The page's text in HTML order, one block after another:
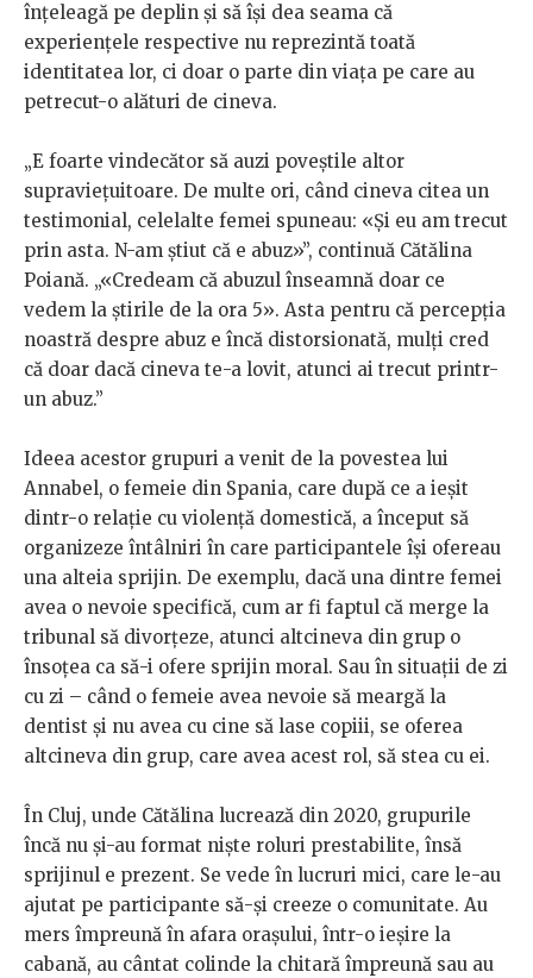
înțeleagă pe deplin și să își dea seama că
experiențele respective nu reprezintă toată
identitatea lor, ci doar o parte din viața pe care au
petrecut-o alături de cineva.
„E foarte vindecător să auzi poveștile altor
supraviețuitoare. De multe ori, când cineva citea un
testimonial, celelalte femei spuneau: «Și eu am trecut
prin asta. N-am știut că e abuz»”, continuă Cătălina
Poiană. „«Credeam că abuzul înseamnă doar ce
vedem la știrile de la ora 5». Asta pentru că percepția
noastră despre abuz e încă distorsionată, mulți cred
că doar dacă cineva te-a lovit, atunci ai trecut printr-
un abuz.”
Ideea acestor grupuri a venit de la povestea lui
Annabel, o femeie din Spania, care după ce a ieșit
dintr-o relație cu violență domestică, a început să
organizeze întâlniri în care participantele își ofereau
una alteia sprijin. De exemplu, dacă una dintre femei
avea o nevoie specifică, cum ar fi faptul că merge la
tribunal să divorțeze, atunci altcineva din grup o
însoțea ca să-i ofere sprijin moral. Sau în situații de zi
cu zi – când o femeie avea nevoie să meargă la
dentist și nu avea cu cine să lase copiii, se oferea
altcineva din grup, care avea acest rol, să stea cu ei.
În Cluj, unde Cătălina lucrează din 2020, grupurile
încă nu și-au format niște roluri prestabilite, însă
sprijinul e prezent. Se vede în lucruri mici, care le-au
ajutat pe participante să-și creeze o comunitate. Au
mers împreună în afara orașului, într-o ieșire la
cabană, au cântat colinde la chitară împreună sau au